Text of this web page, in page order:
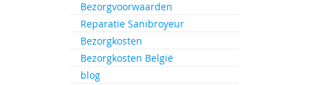
Bezorgvoorwaarden
Reparatie Sanibroyeur
Bezorgkosten
Bezorgkosten België
blog